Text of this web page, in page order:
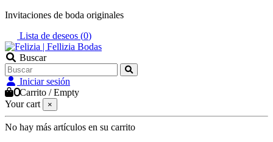
Invitaciones de boda originales
Lista de deseos (0)
Buscar
Iniciar sesión
0Carrito /Empty
Your cart
×
No hay más artículos en su carrito